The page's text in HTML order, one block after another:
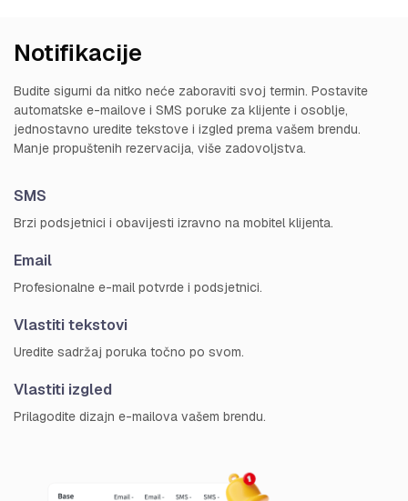
Notifikacije
Budite sigurni da nitko neće zaboraviti svoj termin. Postavite
automatske e-mailove i SMS poruke za klijente i osoblje,
jednostavno uredite tekstove i izgled prema vašem brendu.
Manje propuštenih rezervacija, više zadovoljstva.
SMS
Brzi podsjetnici i obavijesti izravno na mobitel klijenta.
Email
Profesionalne e-mail potvrde i podsjetnici.
Vlastiti tekstovi
Uredite sadržaj poruka točno po svom.
Vlastiti izgled
Prilagodite dizajn e-mailova vašem brendu.